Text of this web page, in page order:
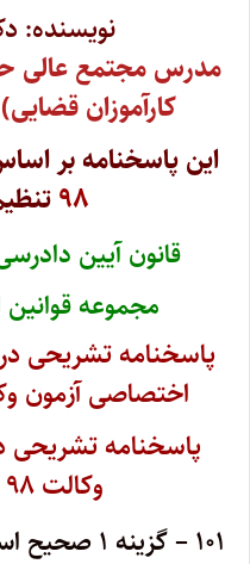
نویسنده:
مدرس مجتمع عالی
کارآموزان
این پاسخنامه بر
۹۸
قانون آیین
مجموعه قوانین
پاسخنامه تشریحی
اختصاصی آزمون وکالت ۹۸ را
پاسخنامه
وکالت ۹۸ را اینجا ببینید
۱۰۱ –گزینه ۱ صحیح است.